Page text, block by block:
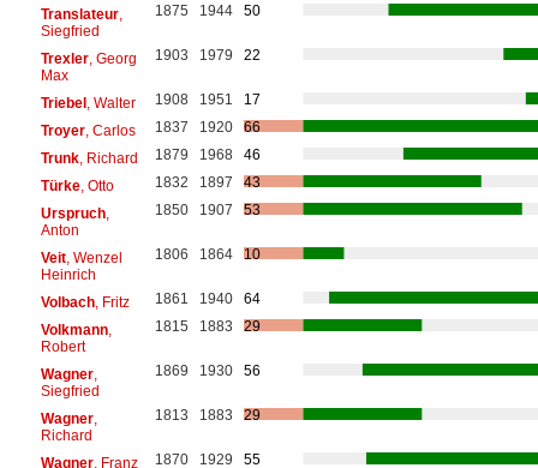
Translateur,
Siegfried
1875 1944 50
Trexler, Georg
Max
1903 1979 22
Triebel, Walter 1908 1951
17
Troyer, Carlos 1837 1920
66
Trunk, Richard 1879 1968
46
Türke, Otto 1832 1897
43
Urspruch,
Anton
1850 1907 53
Veit, Wenzel
Heinrich
1806 1864 10
Volbach, Fritz 1861 1940
64
Volkmann,
Robert
1815 1883 29
Wagner,
Siegfried
1869 1930 56
Wagner,
Richard
1813 1883 29
Wagner, Franz 1870 1929
55